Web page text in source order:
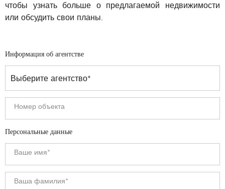
чтобы узнать больше о предлагаемой недвижимости
или обсудить свои планы.
Информация об агентстве
Персональные данные